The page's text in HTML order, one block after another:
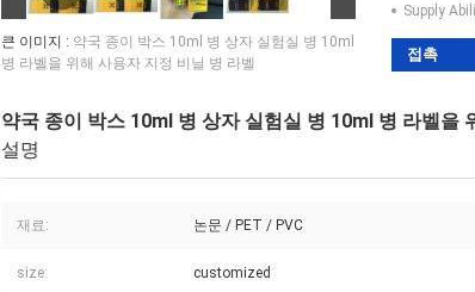
큰 이미지 : 약국 종이 박스 10ml 병 상자 실험실 병 10ml
병 라벨을 위해 사용자 지정 비닐 병 라벨
Supply
접촉
약국 종이 박스 10ml 병 상자 실험실 병 10ml 병 라벨을
설명
재료: 논문 / PET / PVC
size: customized